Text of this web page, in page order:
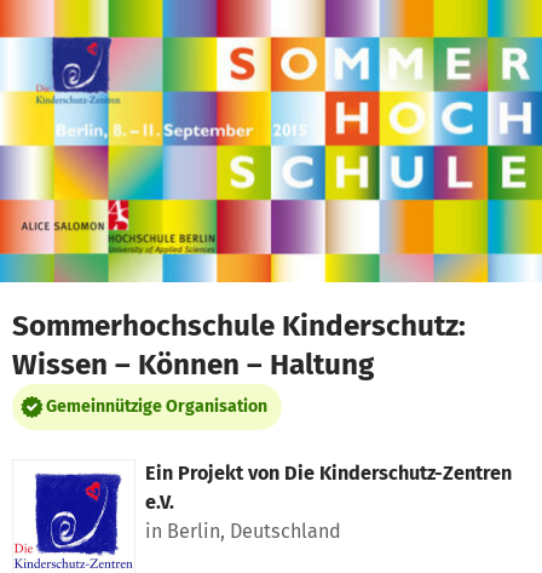
Sommerhochschule Kinderschutz:
Wissen – Können – Haltung
Gemeinnützige Organisation
Ein Projekt von Die Kinderschutz-Zentren
e.V.
in Berlin, Deutschland